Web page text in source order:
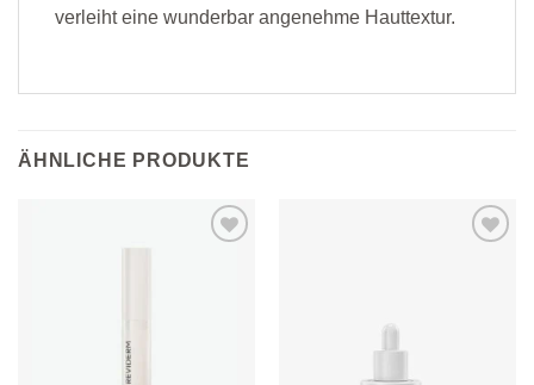
verleiht eine wunderbar angenehme Hauttextur.
ÄHNLICHE PRODUKTE